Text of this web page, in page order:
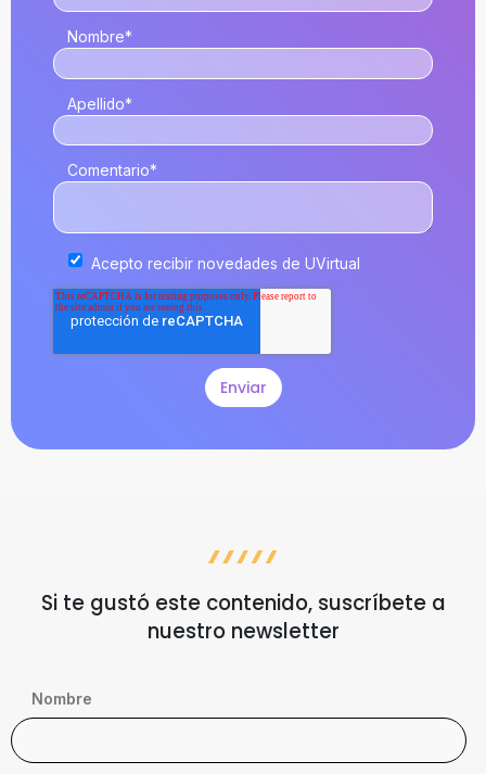
Nombre*
Apellido*
Comentario*
Acepto recibir novedades de UVirtual
Si te gustó este contenido, suscríbete a
nuestro newsletter
Nombre